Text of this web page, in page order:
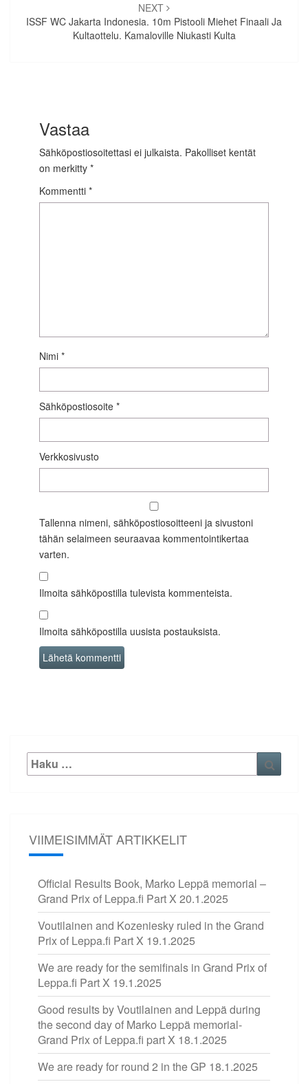
NEXT
ISSF WC Jakarta Indonesia. 10m Pistooli Miehet Finaali Ja
Kultaottelu. Kamaloville Niukasti Kulta
Vastaa
Sähköpostiosoitettasi ei julkaista. Pakolliset kentät
on merkitty *
Kommentti *
Nimi *
Sähköpostiosoite *
Verkkosivusto
Tallenna nimeni, sähköpostiosoitteeni ja sivustoni
tähän selaimeen seuraavaa kommentointikertaa
varten.
Ilmoita sähköpostilla tulevista kommenteista.
Ilmoita sähköpostilla uusista postauksista.
Etsi:
VIIMEISIMMÄT ARTIKKELIT
Official Results Book, Marko Leppä memorial –
Grand Prix of Leppa.fi Part X 20.1.2025
Voutilainen and Kozeniesky ruled in the Grand
Prix of Leppa.fi Part X 19.1.2025
We are ready for the semifinals in Grand Prix of
Leppa.fi Part X 19.1.2025
Good results by Voutilainen and Leppä during
the second day of Marko Leppä memorial-
Grand Prix of Leppa.fi part X 18.1.2025
We are ready for round 2 in the GP 18.1.2025